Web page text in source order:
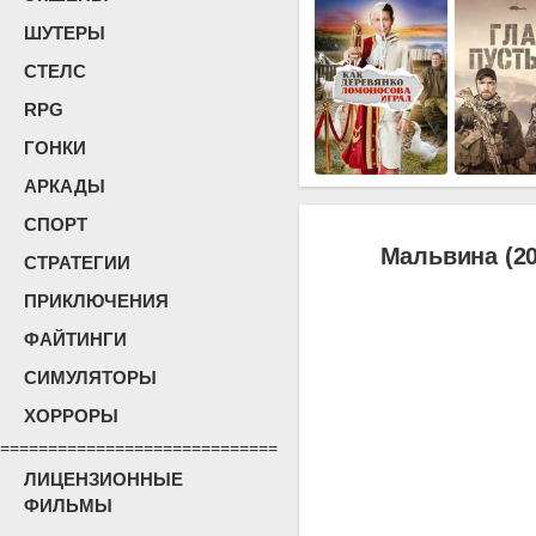
ШУТЕРЫ
СТЕЛС
RPG
ГОНКИ
АРКАДЫ
СПОРТ
СТРАТЕГИИ
ПРИКЛЮЧЕНИЯ
ФАЙТИНГИ
СИМУЛЯТОРЫ
ХОРРОРЫ
=============================
ЛИЦЕНЗИОННЫЕ
ФИЛЬМЫ
Мальвина